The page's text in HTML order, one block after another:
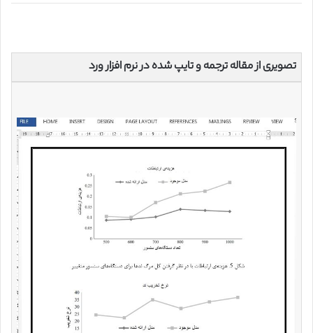
تصویری از مقاله ترجمه و تایپ شده در نرم افزار ورد